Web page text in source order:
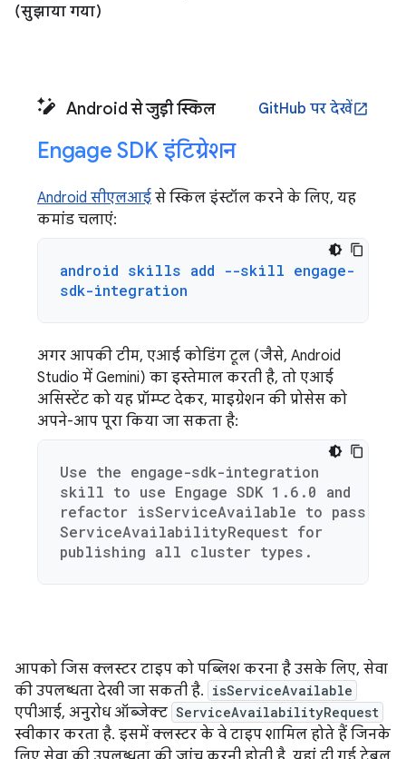
(सुझाया गया)
Android से जुड़ी स्किल GitHub पर देखेंopen_in_new
Engage SDK इंटिग्रेशन
Android सीएलआई से स्किल इंस्टॉल करने के लिए, यह
कमांड चलाएं:
android skills add --skill engage-
sdk-integration
अगर आपकी टीम, एआई कोडिंग टूल (जैसे, Android
Studio में Gemini) का इस्तेमाल करती है, तो एआई
असिस्टेंट को यह प्रॉम्प्ट देकर, माइग्रेशन की प्रोसेस को
अपने-आप पूरा किया जा सकता है:
Use the engage-sdk-integration
skill to use Engage SDK 1.6.0 and
refactor isServiceAvailable to pass
ServiceAvailabilityRequest for
publishing all cluster types.
आपको जिस क्लस्टर टाइप को पब्लिश करना है उसके लिए, सेवा
की उपलब्धता देखी जा सकती है. isServiceAvailable
एपीआई, अनुरोध ऑब्जेक्ट ServiceAvailabilityRequest
स्वीकार करता है. इसमें क्लस्टर के वे टाइप शामिल होते हैं जिनके